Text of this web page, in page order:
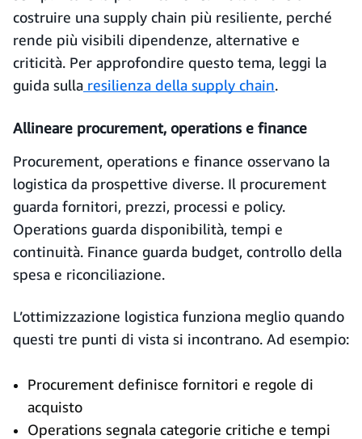
costruire una supply chain più resiliente, perché
rende più visibili dipendenze, alternative e
criticità. Per approfondire questo tema, leggi la
guida sulla resilienza della supply chain.
Allineare procurement, operations e finance
Procurement, operations e finance osservano la
logistica da prospettive diverse. Il procurement
guarda fornitori, prezzi, processi e policy.
Operations guarda disponibilità, tempi e
continuità. Finance guarda budget, controllo della
spesa e riconciliazione.
L’ottimizzazione logistica funziona meglio quando
questi tre punti di vista si incontrano. Ad esempio:
Procurement definisce fornitori e regole di
acquisto
Operations segnala categorie critiche e tempi